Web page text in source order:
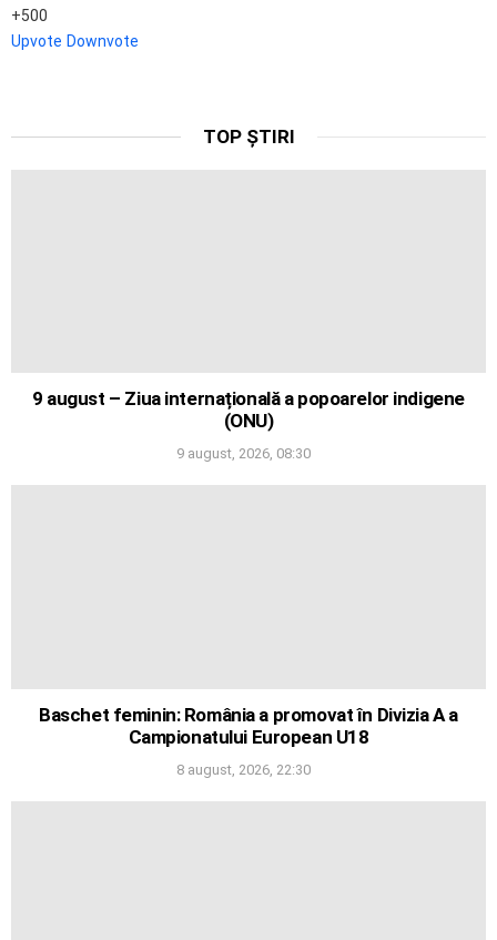
500
Upvote Downvote
TOP ȘTIRI
9 august – Ziua internațională a popoarelor indigene
(ONU)
9 august, 2026, 08:30
Baschet feminin: România a promovat în Divizia A a
Campionatului European U18
8 august, 2026, 22:30